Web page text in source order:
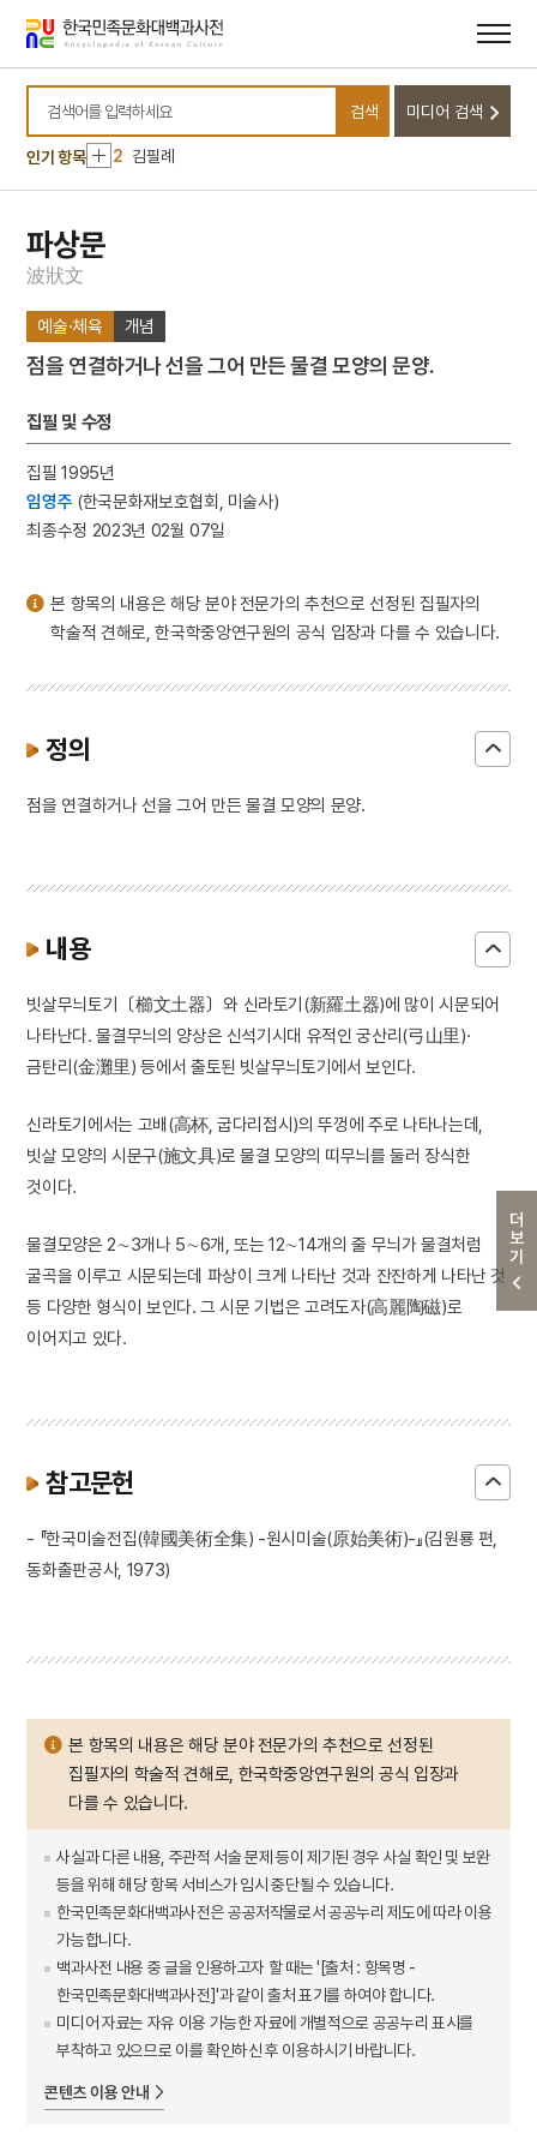
바로가기
바로가기
검색어를 입력하세요
검색 미디어 검색
인기 항목
10 절기
1 금성대군
2 김필례
3 마니산
세조
8 유관순
10 절기
1
5 꼭두서니
7
세조
10
절기
더보기
파상문
波狀文
예술·체육 개념
점을 연결하거나 선을 그어 만든 물결 모양의 문양.
집필 및 수정
집필 1995년
임영주 (한국문화재보호협회, 미술사)
최종수정 2023년 02월 07일
본 항목의 내용은 해당 분야 전문가의 추천으로 선정된 집필자의
학술적 견해로, 한국학중앙연구원의 공식 입장과 다를 수 있습니다.
정의
점을 연결하거나 선을 그어 만든 물결 모양의 문양.
내용
빗살무늬토기〔櫛文土器〕와 신라토기(新羅土器)에 많이 시문되어
나타난다. 물결무늬의 양상은 신석기시대 유적인 궁산리(弓山里)·
금탄리(金灘里) 등에서 출토된 빗살무늬토기에서 보인다.
신라토기에서는 고배(高杯, 굽다리접시)의 뚜껑에 주로 나타나는데,
빗살 모양의 시문구(施文具)로 물결 모양의 띠무늬를 둘러 장식한
것이다.
물결모양은 2∼3개나 5∼6개, 또는 12∼14개의 줄 무늬가 물결처럼
굴곡을 이루고 시문되는데 파상이 크게 나타난 것과 잔잔하게 나타난 것
등 다양한 형식이 보인다. 그 시문 기법은 고려도자(高麗陶磁)로
이어지고 있다.
참고문헌
- 『한국미술전집(韓國美術全集) -원시미술(原始美術)-』(김원룡 편,
동화출판공사, 1973)
본 항목의 내용은 해당 분야 전문가의 추천으로 선정된
집필자의 학술적 견해로, 한국학중앙연구원의 공식 입장과
다를 수 있습니다.
사실과 다른 내용, 주관적 서술 문제 등이 제기된 경우 사실 확인 및 보완
등을 위해 해당 항목 서비스가 임시 중단될 수 있습니다.
한국민족문화대백과사전은 공공저작물로서 공공누리 제도에 따라 이용
가능합니다.
백과사전 내용 중 글을 인용하고자 할 때는 '[출처 : 항목명 -
한국민족문화대백과사전]'과 같이 출처 표기를 하여야 합니다.
미디어 자료는 자유 이용 가능한 자료에 개별적으로 공공누리 표시를
부착하고 있으므로 이를 확인하신 후 이용하시기 바랍니다.
콘텐츠 이용 안내